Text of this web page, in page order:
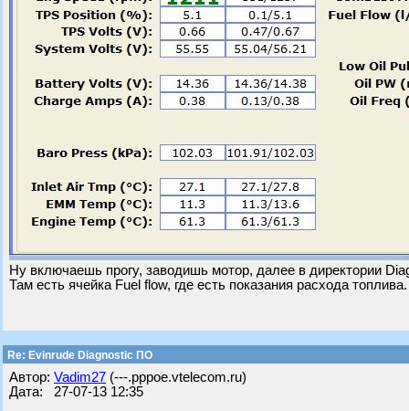
Ну включаешь прогу, заводишь мотор, далее в директории
Там есть ячейка Fuel flow, где есть показания расхода топлива.
Re: Evinrude Diagnostic ПО
Автор: Vadim27 (---.pppoe.vtelecom.ru)
Дата: 27-07-13 12:35